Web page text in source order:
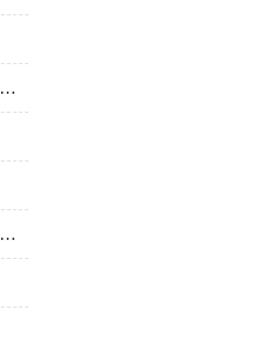
石油检测自动闭口闪点仪的操作说明
你对毛细管粘度计检定恒温槽了解吗